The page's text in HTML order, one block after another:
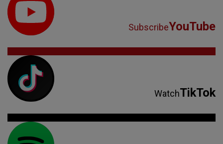
SubscribeYouTube
WatchTikTok